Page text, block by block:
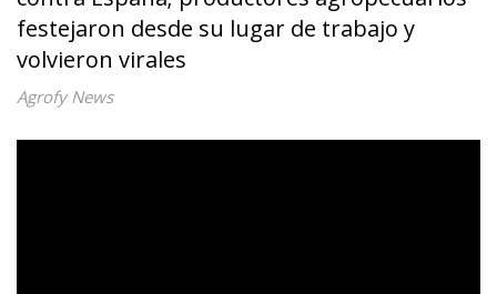
festejaron desde su lugar de trabajo y
volvieron virales
Agrofy News